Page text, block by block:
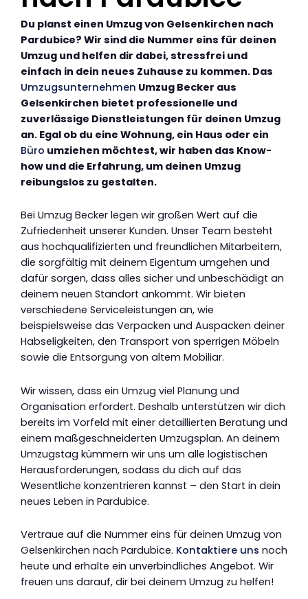
Du planst einen Umzug von Gelsenkirchen nach
Pardubice? Wir sind die Nummer eins für deinen
Umzug und helfen dir dabei, stressfrei und
einfach in dein neues Zuhause zu kommen. Das
Umzugsunternehmen Umzug Becker aus
Gelsenkirchen bietet professionelle und
zuverlässige Dienstleistungen für deinen Umzug
an. Egal ob du eine Wohnung, ein Haus oder ein
Büro umziehen möchtest, wir haben das Know-
how und die Erfahrung, um deinen Umzug
reibungslos zu gestalten.
Bei Umzug Becker legen wir großen Wert auf die
Zufriedenheit unserer Kunden. Unser Team besteht
aus hochqualifizierten und freundlichen Mitarbeitern,
die sorgfältig mit deinem Eigentum umgehen und
dafür sorgen, dass alles sicher und unbeschädigt an
deinem neuen Standort ankommt. Wir bieten
verschiedene Serviceleistungen an, wie
beispielsweise das Verpacken und Auspacken deiner
Habseligkeiten, den Transport von sperrigen Möbeln
sowie die Entsorgung von altem Mobiliar.
Wir wissen, dass ein Umzug viel Planung und
Organisation erfordert. Deshalb unterstützen wir dich
bereits im Vorfeld mit einer detaillierten Beratung und
einem maßgeschneiderten Umzugsplan. An deinem
Umzugstag kümmern wir uns um alle logistischen
Herausforderungen, sodass du dich auf das
Wesentliche konzentrieren kannst – den Start in dein
neues Leben in Pardubice.
Vertraue auf die Nummer eins für deinen Umzug von
Gelsenkirchen nach Pardubice. Kontaktiere uns noch
heute und erhalte ein unverbindliches Angebot. Wir
freuen uns darauf, dir bei deinem Umzug zu helfen!